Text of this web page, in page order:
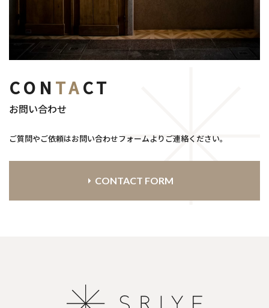
CON TACT
お問い合わせ
ご質問やご依頼はお問い合わせフォームよりご連絡ください。
CONTACT FORM